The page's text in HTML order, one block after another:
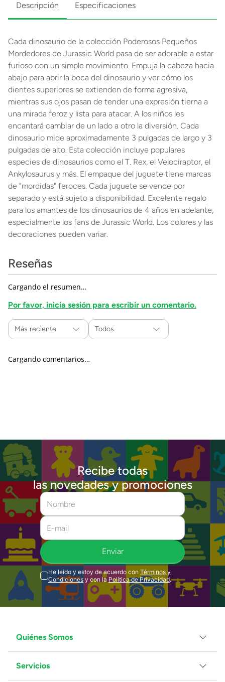
Descripción Especificaciones
Cada dinosaurio de la colección Poderosos Pequeños
Mordedores de Jurassic World pasa de ser adorable a estar
furioso con un simple movimiento. Empuja la cabeza hacia
abajo para abrir la boca del dinosaurio y ver cómo los
dientes superiores se extienden de forma agresiva,
mientras sus ojos pasan de tender una expresión tierna a
una mirada feroz y lista para atacar. A los niños les
encantará cambiar de un lado a otro la diversión. Cada
dinosaurio mide aproximadamente 3 pulgadas de largo y 3
pulgadas de alto. Esta colección incluye populares
especies de dinosaurios como el T. Rex, el Velociraptor, el
Ankylosaurus y más. El empaque del juguete tiene marcas
de "mordidas" feroces. Cada juguete se vende por
separado y está sujeto a disponibilidad. Excelente regalo
para los amantes de los dinosaurios de 4 años en adelante,
especialmente los fans de Jurassic World. Los colores y las
decoraciones pueden variar.
Reseñas
Cargando el resumen…
Por favor, inicia sesión para escribir un comentario.
Más reciente Todos
Cargando comentarios…
Recibe todas
las novedades y promociones
Enviar
He leído y estoy de acuerdo con Términos y
Condiciones y con la Política de Privacidad.
Quiénes Somos
Grupo Juguetron
Localiza tu tienda
Servicios